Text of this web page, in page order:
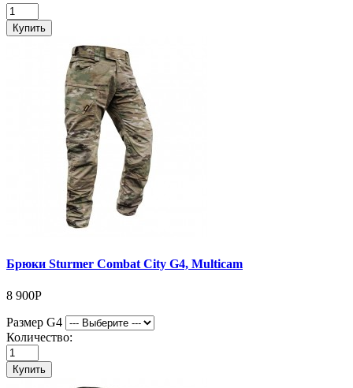
Купить
Брюки Sturmer Combat City G4, Multicam
8 900Р
Размер G4
Количество:
Купить